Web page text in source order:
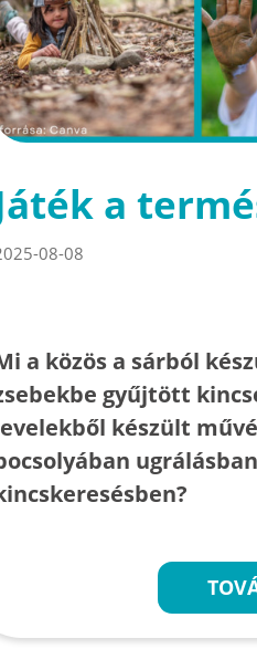
a
08-08
a közös a sárból
gyűjtött
készült